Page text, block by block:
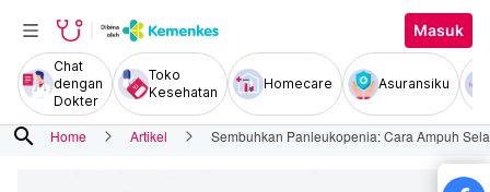
Masuk
Chat
dengan
Dokter
Toko
Kesehatan
Homecare Asuransiku
search Home Artikel Sembuhkan Panleukopenia: Cara Ampuh